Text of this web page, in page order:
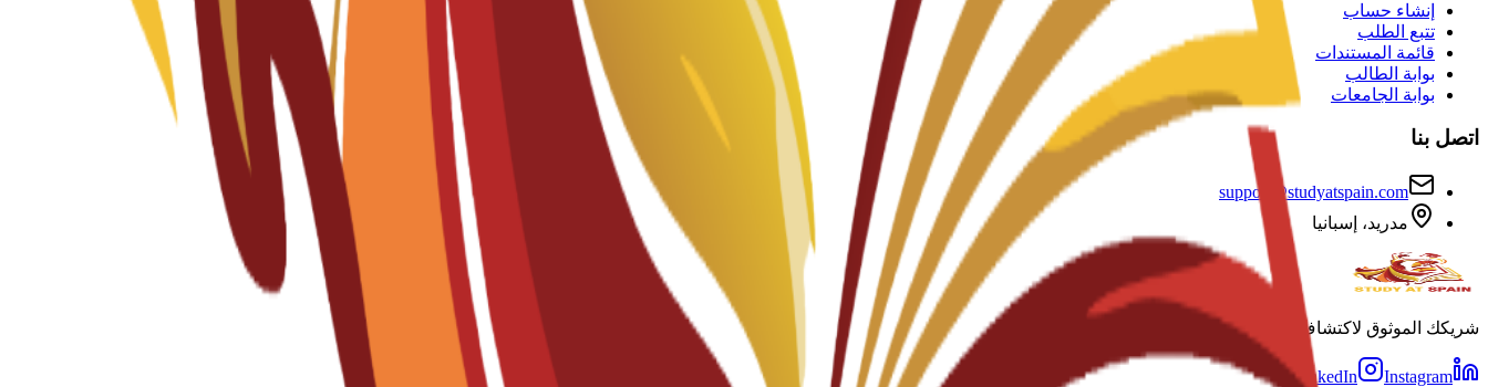
إنشاء حساب
تتبع الطلب
قائمة المستندات
بوابة الطالب
بوابة الجامعات
اتصل بنا
support@studyatspain.com
مدريد، إسبانيا
شريكك الموثوق لاكتشاف والتقديم لأفضل الجامعات في إسبانيا.
LinkedIn Instagram